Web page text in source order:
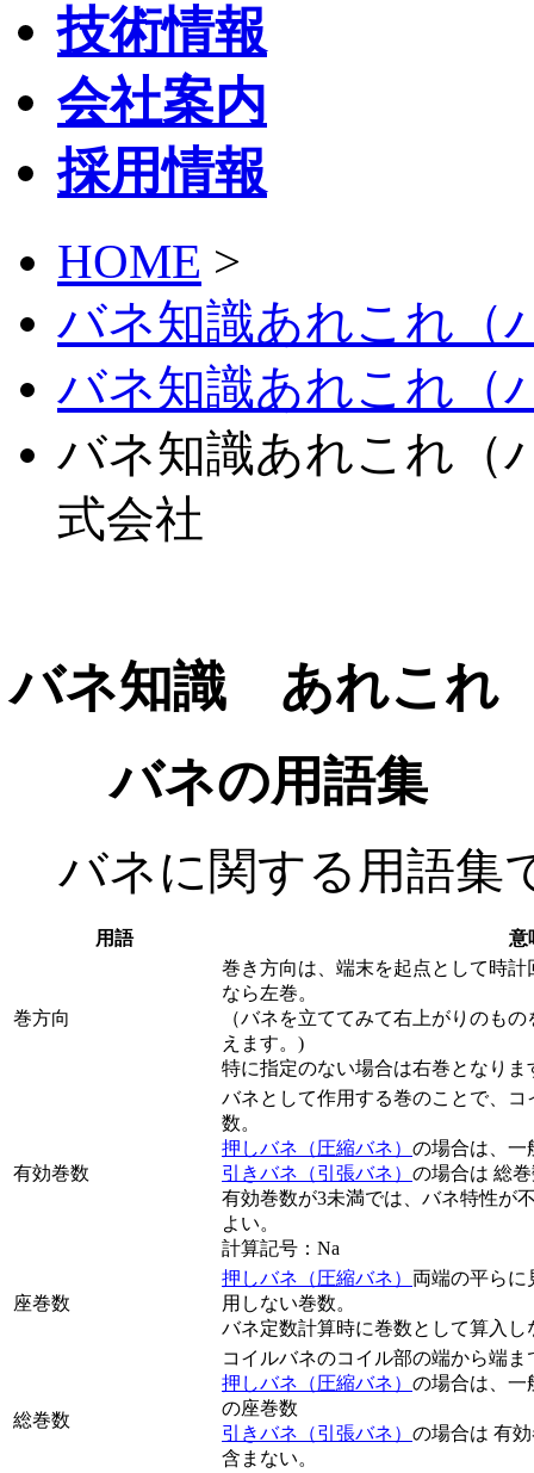
技術情報
会社案内
採用情報
HOME >
バネ知識あれこれ（
バネ知識あれこれ（
バネ知識あれこれ（
式会社
バネ知識 あれこれ
バネの用語集
バネに関する用語集
用語 意
巻方向
巻き方向は、端末を起点として時
なら左巻。
（バネを立ててみて右上がりのも
えます。)
特に指定のない場合は右巻となりま
有効巻数
バネとして作用する巻のことで、
数。
押しバネ（圧縮バネ） の場合は、一
引きバネ（引張バネ） の場合は 総
有効巻数が3未満では、バネ特性が
よい。
計算記号：Na
座巻数
押しバネ（圧縮バネ） 両端の平らに
用しない巻数。
バネ定数計算時に巻数として算入し
総巻数
コイルバネのコイル部の端から端
押しバネ（圧縮バネ） の場合は、一
の座巻数
引きバネ（引張バネ） の場合は 有
含まない。